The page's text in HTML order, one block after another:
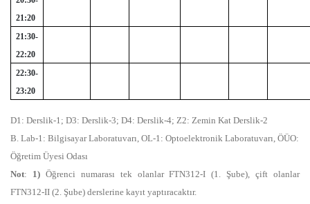
21:20
21:30-
22:20
22:30-
23:20
D1: Derslik-1; D3: Derslik-3; D4: Derslik-4; Z2: Zemin Kat Derslik-2
B. Lab-1: Bilgisayar Laboratuvarı, OL-1: Optoelektronik Laboratuvarı, ÖÜO:
Öğretim Üyesi Odası
Not: 1)Öğrenci numarası tek olanlar FTN312-I (1. Şube), çift olanlar
FTN312-II (2. Şube) derslerine kayıt yaptıracaktır.